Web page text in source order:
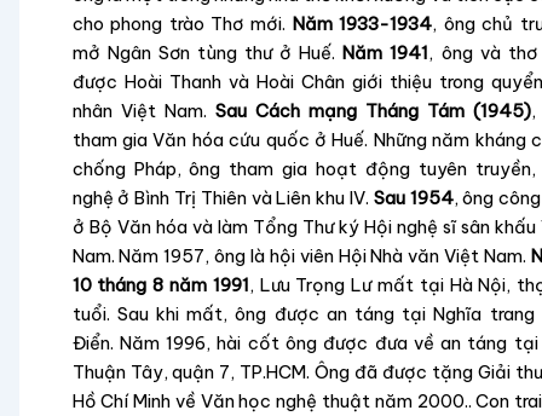
cho phong trào Thơ mới. Năm 1933-1934, ông chủ
mở Ngân Sơn tùng thư ở Huế.Năm 1941, ông và thơ
được Hoài Thanh và Hoài Chân giới thiệu trong
nhân Việt Nam. Sau Cách mạng Tháng Tám (1945),
tham gia Văn hóa cứu quốc ở Huế. Những năm kháng
chống Pháp, ông tham gia hoạt động tuyên truyền,
nghệ ở Bình Trị Thiên và Liên khu IV. Sau 1954, ông
ở Bộ Văn hóa và làm Tổng Thư ký Hội nghệ sĩ sân
Nam. Năm 1957, ông là hội viên Hội Nhà văn Việt Nam.
10 tháng 8 năm 1991, Lưu Trọng Lư mất tại Hà Nội,
tuổi. Sau khi mất, ông được an táng tại Nghĩa trang
Điển. Năm 1996, hài cốt ông được đưa về an táng tại
Thuận Tây, quận 7, TP.HCM. Ông đã được tặng Giải
Hồ Chí Minh về Văn học nghệ thuật năm 2000.. Con